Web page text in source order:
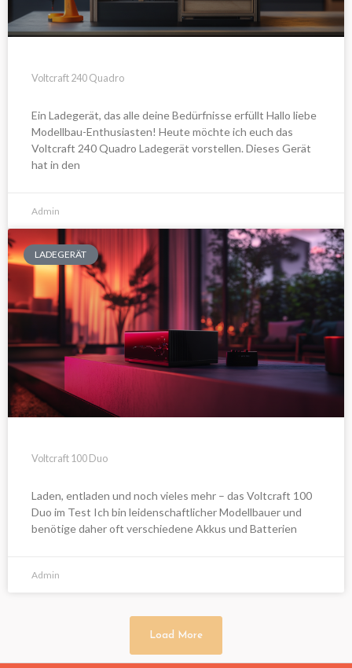
Voltcraft 240 Quadro
Ein Ladegerät, das alle deine Bedürfnisse erfüllt Hallo liebe
Modellbau-Enthusiasten! Heute möchte ich euch das
Voltcraft 240 Quadro Ladegerät vorstellen. Dieses Gerät
hat in den
Admin
LADEGERÄT
Voltcraft 100 Duo
Laden, entladen und noch vieles mehr – das Voltcraft 100
Duo im Test Ich bin leidenschaftlicher Modellbauer und
benötige daher oft verschiedene Akkus und Batterien
Admin
Load More